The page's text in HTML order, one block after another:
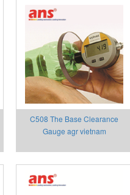
C508 The Base Clearance
Gauge agr vietnam